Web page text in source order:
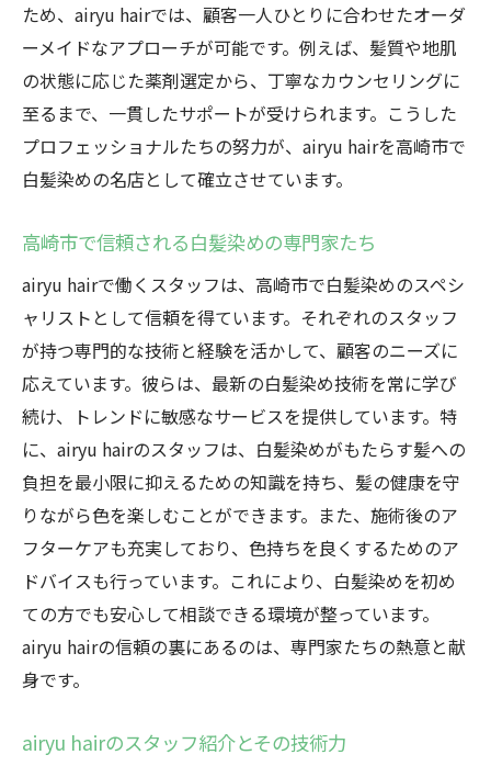
ため、airyu hairでは、顧客一人ひとりに合わせたオーダ
ーメイドなアプローチが可能です。例えば、髪質や地肌
の状態に応じた薬剤選定から、丁寧なカウンセリングに
至るまで、一貫したサポートが受けられます。こうした
プロフェッショナルたちの努力が、airyu hairを高崎市で
白髪染めの名店として確立させています。
高崎市で信頼される白髪染めの専門家たち
airyu hairで働くスタッフは、高崎市で白髪染めのスペシ
ャリストとして信頼を得ています。それぞれのスタッフ
が持つ専門的な技術と経験を活かして、顧客のニーズに
応えています。彼らは、最新の白髪染め技術を常に学び
続け、トレンドに敏感なサービスを提供しています。特
に、airyu hairのスタッフは、白髪染めがもたらす髪への
負担を最小限に抑えるための知識を持ち、髪の健康を守
りながら色を楽しむことができます。また、施術後のア
フターケアも充実しており、色持ちを良くするためのア
ドバイスも行っています。これにより、白髪染めを初め
ての方でも安心して相談できる環境が整っています。
airyu hairの信頼の裏にあるのは、専門家たちの熱意と献
身です。
airyu hairのスタッフ紹介とその技術力